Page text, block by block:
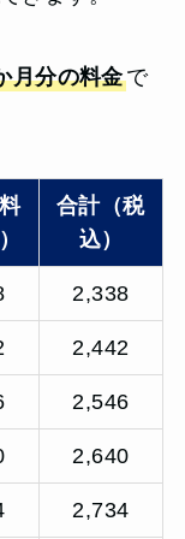
月分の料金で
合計（税
込）
2,338
2,442
2,546
2,640
2,734